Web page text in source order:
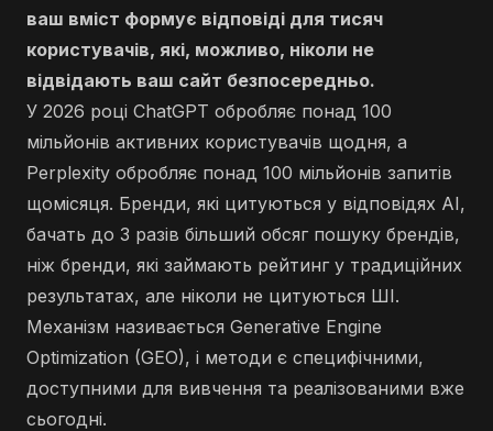
ваш вміст формує відповіді для тисяч
користувачів, які, можливо, ніколи не
відвідають ваш сайт безпосередньо.
У 2026 році ChatGPT обробляє понад 100
мільйонів активних користувачів щодня, а
Perplexity обробляє понад 100 мільйонів запитів
щомісяця. Бренди, які цитуються у відповідях AI,
бачать до 3 разів більший обсяг пошуку брендів,
ніж бренди, які займають рейтинг у традиційних
результатах, але ніколи не цитуються ШІ.
Механізм називається Generative Engine
Optimization (GEO), і методи є специфічними,
доступними для вивчення та реалізованими вже
сьогодні.